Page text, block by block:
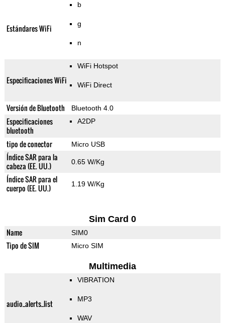
Estándares WiFi
b
g
n
Especificaciones WiFi
WiFi Hotspot
WiFi Direct
Versión de Bluetooth Bluetooth 4.0
Especificaciones
bluetooth
A2DP
tipo de conector Micro USB
Índice SAR para la
cabeza (EE. UU.)
0.65 W/Kg
Índice SAR para el
cuerpo (EE. UU.)
1.19 W/Kg
Sim Card 0
Name SIM0
Tipo de SIM Micro SIM
Multimedia
audio_alerts_list
VIBRATION
MP3
WAV